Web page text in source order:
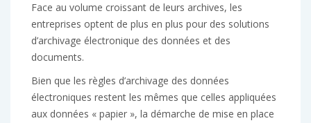
Face au volume croissant de leurs archives, les
entreprises optent de plus en plus pour des solutions
d’archivage électronique des données et des
documents.
Bien que les règles d’archivage des données
électroniques restent les mêmes que celles appliquées
aux données « papier », la démarche de mise en place